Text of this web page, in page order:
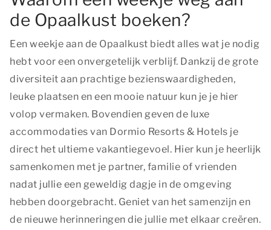
de Opaalkust boeken?
Een weekje aan de Opaalkust biedt alles wat je nodig
hebt voor een onvergetelijk verblijf. Dankzij de grote
diversiteit aan prachtige bezienswaardigheden,
leuke plaatsen en een mooie natuur kun je je hier
volop vermaken. Bovendien geven de luxe
accommodaties van Dormio Resorts & Hotels je
direct het ultieme vakantiegevoel. Hier kun je heerlijk
samenkomen met je partner, familie of vrienden
nadat jullie een geweldig dagje in de omgeving
hebben doorgebracht. Geniet van het samenzijn en
de nieuwe herinneringen die jullie met elkaar creëren.